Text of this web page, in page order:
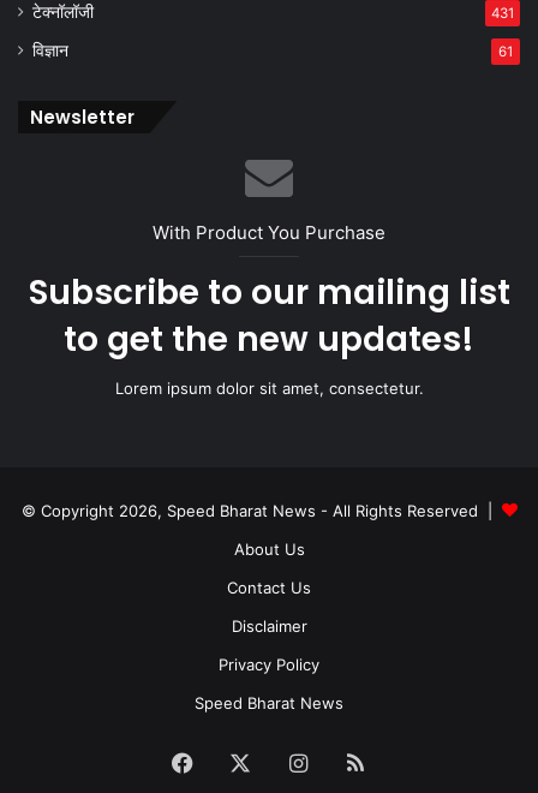
टेक्नॉलॉजी 431
विज्ञान 61
Newsletter
With Product You Purchase
Subscribe to our mailing list
to get the new updates!
Lorem ipsum dolor sit amet, consectetur.
© Copyright 2026, Speed Bharat News - All Rights Reserved |
About Us
Contact Us
Disclaimer
Privacy Policy
Speed Bharat News
Facebook Instagram
RSS